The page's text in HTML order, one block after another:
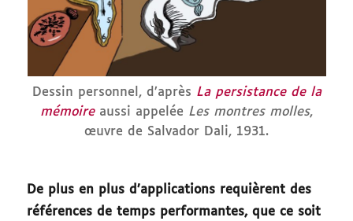
Dessin personnel, d’après La persistance de la
mémoireaussi appelée Les montres molles,
œuvre de Salvador Dali, 1931.
De plus en plus d’applications requièrent des
références de temps performantes, que ce soit